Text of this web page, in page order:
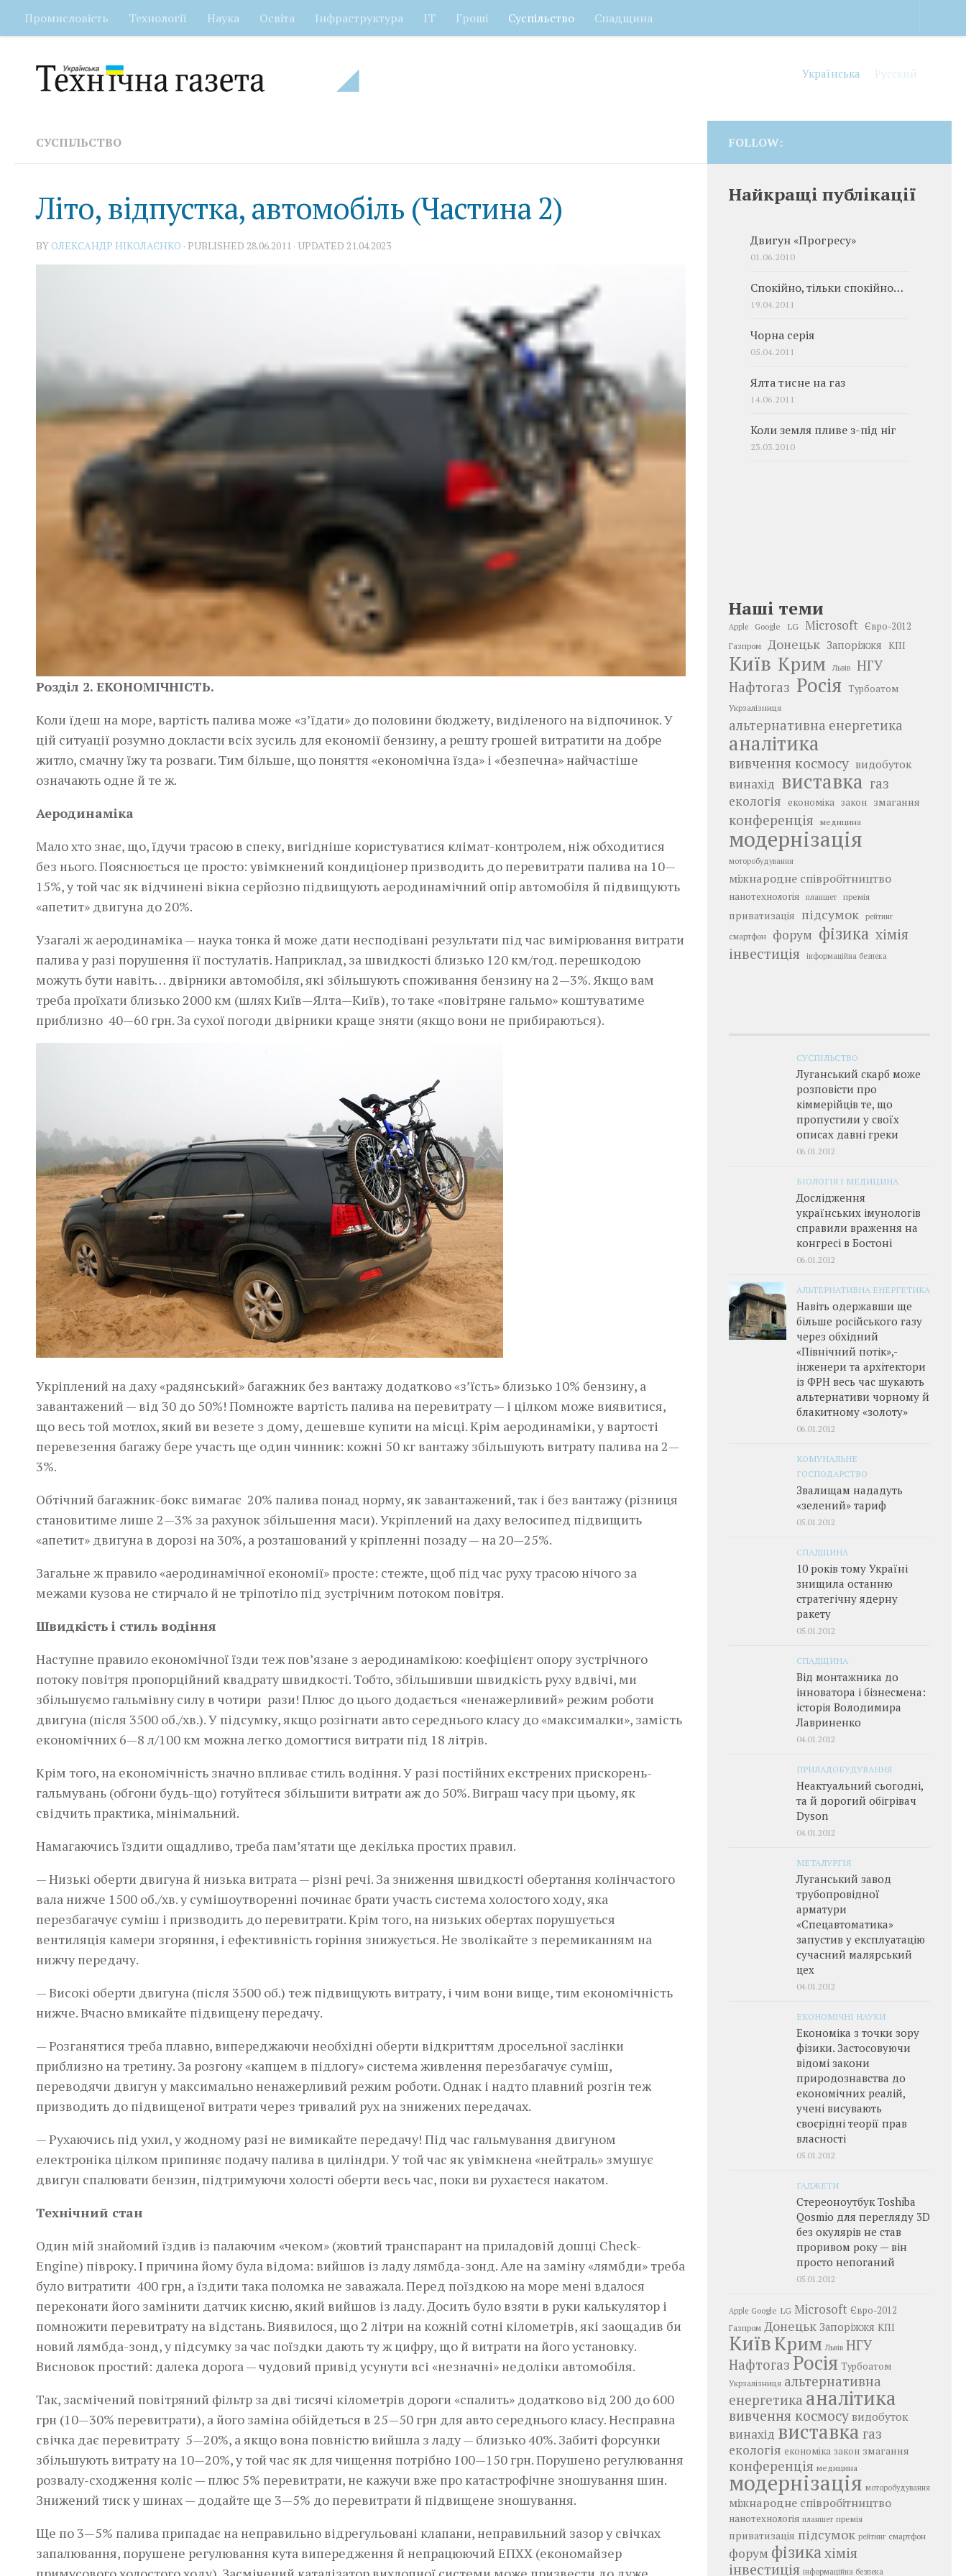
Skip to content
Промисловість Технології Наука Освіта Інфраструктура ІТ Гроші Суспільство Спадщина
Українська Русский
СУСПІЛЬСТВО
Літо, відпустка, автомобіль (Частина 2)
BY ОЛЕКСАНДР НІКОЛАЄНКО · PUBLISHED 28.06.2011 · UPDATED 21.04.2023
Розділ 2. ЕКОНОМІЧНІСТЬ.
Коли їдеш на море, вартість палива може «з’їдати» до половини бюджету, виділеного на відпочинок. У
цій ситуації розумно докласти всіх зусиль для економії бензину, а решту грошей витратити на добре
житло, смачну їжу та розваги. Тим більше, що поняття «економічна їзда» і «безпечна» найчастіше
означають одне й те ж.
Аеродинаміка
Мало хто знає, що, їдучи трасою в спеку, вигідніше користуватися клімат-контролем, ніж обходитися
без нього. Пояснюється це просто: увімкнений кондиціонер призводить до перевитрати палива на 10—
15%, у той час як відчинені вікна серйозно підвищують аеродинамічний опір автомобіля й підвищують
«апетит» двигуна до 20%.
Узагалі ж аеродинаміка — наука тонка й може дати несподівані результати під час вимірювання витрати
палива у разі порушення її постулатів. Наприклад, за швидкості близько 120 км/год. перешкодою
можуть бути навіть… двірники автомобіля, які збільшують споживання бензину на 2—3%. Якщо вам
треба проїхати близько 2000 км (шлях Київ—Ялта—Київ), то таке «повітряне гальмо» коштуватиме
приблизно­ 40—60 грн. За сухої погоди двірники краще зняти (якщо вони не прибираються).
Укріплений на даху «радянський» багажник без вантажу додатково «з’їсть» близько 10% бензину, а
завантажений — від 30 до 50%! Помножте вартість палива на перевитрату — і цілком може виявитися,
що весь той мотлох, який ви везете з дому, дешевше купити на місці. Крім аеродинаміки, у вартості
перевезення багажу бере участь ще один чинник: кожні 50 кг вантажу збільшують витрату палива на 2—
3%.
Обтічний багажник-бокс вимагає 20% палива понад норму, як завантажений, так і без вантажу (різниця
становитиме лише 2—3% за рахунок збільшення маси). Укріплений на даху велосипед підвищить
«апетит» двигуна в дорозі на 30%, а розташований у кріпленні позаду — на 20—25%.
Загальне ж правило «аеродинамічної економії» просте: стежте, щоб під час руху трасою нічого за
межами кузова не стирчало й не тріпотіло під зустрічним потоком повітря.
Швидкість і стиль водіння
Наступне правило економічної їзди теж пов’язане з аеродинамікою: коефіцієнт опору зустрічного
потоку повітря пропорційний квадрату швидкості. Тобто, збільшивши швидкість руху вдвічі, ми
збільшуємо гальмівну силу в чотири рази! Плюс до цього додається «ненажерливий» режим роботи
двигуна (після 3500 об./хв.). У підсумку, якщо розігнати авто середнього класу до «максималки», замість
економічних 6—8 л/100 км можна легко домогтися витрати під 18 літрів.
Крім того, на економічність значно впливає стиль водіння. У разі постійних екстрених прискорень-
гальмувань (обгони будь-що) готуйтеся збільшити витрати аж до 50%. Виграш часу при цьому, як
свідчить практика, мінімальний.
Намагаючись їздити ощадливо, треба пам’ятати ще декілька простих правил.
— Низькі оберти двигуна й низька витрата — різні речі. За зниження швидкості обертання колінчастого
вала нижче 1500 об./хв. у сумішоутворенні починає брати участь система холостого ходу, яка
перезбагачує суміш і призводить до перевитрати. Крім того, на низьких обертах порушується
вентиляція камери згоряння, і ефективність горіння знижується. Не зволікайте з перемиканням на
нижчу передачу.
— Високі оберти двигуна (після 3500 об.) теж підвищують витрату, і чим вони вище, тим економічність
нижче. Вчасно вмикайте підвищену передачу.
— Розганятися треба плавно, випереджаючи необхідні оберти відкриттям дросельної заслінки
приблизно на третину. За розгону «капцем в підлогу» система живлення перезбагачує суміш,
переводячи двигун у максимально ненажерливий режим роботи. Однак і надто плавний розгін теж
призводить до підвищеної витрати через тривалий рух на знижених передачах.
— Рухаючись під ухил, у жодному разі не вимикайте передачу! Під час гальмування двигуном
електроніка цілком припиняє подачу палива в циліндри. У той час як увімкнена «нейтраль» змушує
двигун спалювати бензин, підтримуючи холості оберти весь час, поки ви рухаєтеся накатом.
Технічний стан
Один мій знайомий їздив із палаючим «чеком» (жовтий транспарант на приладовій дошці Check-
Engine) півроку. І причина йому була відома: вийшов із ладу лямбда-зонд. Але на заміну «лямбди» треба
було витратити 400 грн, а їздити така поломка не заважала. Перед поїздкою на море мені вдалося
переконати його замінити датчик кисню, який вийшов із ладу. Досить було взяти в руки калькулятор і
помножити перевитрату на відстань. Виявилося, що 2 літри на кожній сотні кілометрів, які заощадив би
новий лямбда-зонд, у підсумку за час поїздки дають ту ж цифру, що й витрати на його установку.
Висновок простий: далека дорога — чудовий привід усунути всі «незначні» недоліки автомобіля.­
Так, засмічений повітряний фільтр за дві тисячі кілометрів дороги «спалить» додатково від 200 до 600
грн (10—30% перевитрати), а його заміна обійдеться в 25—50 грн для авто середнього класу.­­ Несправна
свічка дає перевитрату 5—20%, а якщо вона повністю вийшла з ладу — близько 40%. Забиті форсунки
збільшують витрату на 10—20%, у той час як для чищення потрібно 100—150 грн. Порушено регулювання
розвалу-сходження коліс — плюс 5% перевитрати, не кажучи вже про катастрофічне зношування шин.
Знижений тиск у шинах — додайте ще 3—5% до перевитрати й підвищене зношування.
Ще по 3—5% палива припадає на неправильно відрегульовані клапани, неправильний зазор у свічках
запалювання, порушене регулювання кута випередження й непрацюючий ЕПХХ (економайзер
FOLLOW:
Найкращі публікації
Двигун «Прогресу»
01.06.2010
Спокійно, тільки спокійно…
19.04.2011
Чорна серія
05.04.2011
Ялта тисне на газ
14.06.2011
Коли земля пливе з-під ніг
23.03.2010
Наші теми
Apple Google LG Microsoft Євро-2012
Газпром Донецьк Запоріжжя КПІ
Київ Крим Львів
НГУ
Нафтогаз Росія Турбоатом
Укрзалізниця
альтернативна енергетика
аналітика
вивчення космосу видобуток
винахід виставка газ
екологія економіка закон змагання
конференція медицина
модернізація
моторобудування
міжнародне співробітництво
нанотехнологія планшет премія
приватизація підсумок рейтинг
смартфон форум фізика хімія
інвестиція інформаційна безпека
СУСПІЛЬСТВО
Луганський скарб може
розповісти про
кіммерійців те, що
пропустили у своїх
описах давні греки
06.01.2012
БІОЛОГІЯ І МЕДИЦИНА
Дослідження
українських імунологів
справили враження на
конгресі в Бостоні
06.01.2012
АЛЬТЕРНАТИВНА ЕНЕРГЕТИКА
Навіть одержавши ще
більше російського газу
через обхідний
«Північний потік»,­
інженери та архітектори
із ФРН весь час шукають
альтернативи чорному й
блакитному «золоту»
06.01.2012
КОМУНАЛЬНЕ
ГОСПОДАРСТВО
Звалищам нададуть
«зелений» тариф
05.01.2012
СПАДЩИНА
10 років тому Україні
знищила останню
стратегічну ядерну
ракету
05.01.2012
СПАДЩИНА
Від монтажника до
інноватора і бізнесмена:
історія Володимира
Лавриненко
04.01.2012
ПРИЛАДОБУДУВАННЯ
Неактуальний сьогодні,
та й дорогий обігрівач
Dyson
04.01.2012
МЕТАЛУРГІЯ
Луганський завод
трубопровідної
арматури
«Спецавтоматика»
запустив у експлуатацію
сучасний малярський
цех
04.01.2012
ЕКОНОМІЧНІ НАУКИ
Економіка з точки зору
фізики. Застосовуючи
відомі закони
природознавства до
економічних реалій,
учені висувають
своєрідні теорії прав
власності
05.01.2012
ГАДЖЕТИ
Стереоноутбук Toshiba
Qosmio для перегляду 3D
без окулярів не став
проривом року — він
просто непоганий
05.01.2012
Apple Google LG Microsoft Євро-2012
Газпром Донецьк Запоріжжя КПІ
КиївКрим Львів НГУ
Нафтогаз Росія Турбоатом
Укрзалізниця альтернативна
енергетика аналітика
вивчення космосу видобуток
винахід виставка газ
екологія економіка закон змагання
конференція медицина
модернізація моторобудування
міжнародне співробітництво
нанотехнологія планшет премія
приватизація підсумок рейтинг смартфон
форум фізикахімія
інвестиція інформаційна безпека